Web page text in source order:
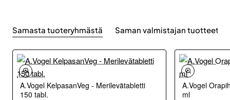
Samasta tuoteryhmästä Saman valmistajan tuotteet
A.Vogel KelpasanVeg - Merilevätabletti
150 tabl.
A.Vogel
ml